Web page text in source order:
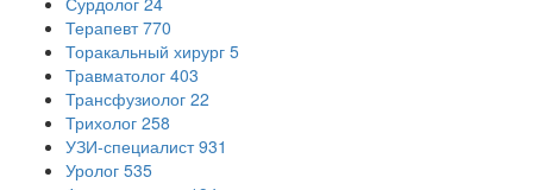
Терапевт 770
Торакальный хирург 5
Травматолог 403
Трансфузиолог 22
Трихолог 258
УЗИ-специалист 931
Уролог 535